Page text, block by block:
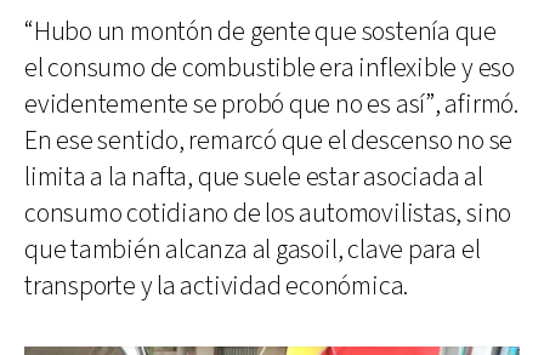
“Hubo un montón de gente que sostenía que
el consumo de combustible era inflexible y eso
evidentemente se probó que no es así”, afirmó.
En ese sentido, remarcó que el descenso no se
limita a la nafta, que suele estar asociada al
consumo cotidiano de los automovilistas, sino
que también alcanza al gasoil, clave para el
transporte y la actividad económica.